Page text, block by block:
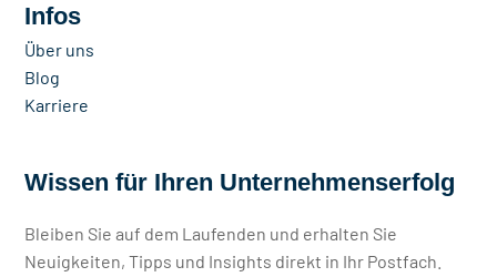
Infos
Über uns
Blog
Karriere
Wissen für Ihren Unternehmenserfolg
Bleiben Sie auf dem Laufenden und erhalten Sie
Neuigkeiten, Tipps und Insights direkt in Ihr Postfach.